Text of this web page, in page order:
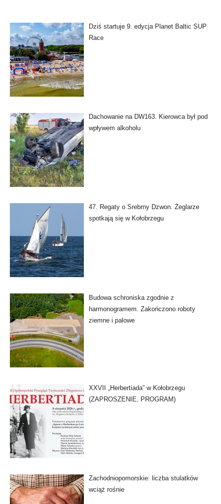
Dziś startuje 9. edycja Planet Baltic SUP
Race
Dachowanie na DW163. Kierowca był pod
wpływem alkoholu
47. Regaty o Srebrny Dzwon. Żeglarze
spotkają się w Kołobrzegu
Budowa schroniska zgodnie z
harmonogramem. Zakończono roboty
ziemne i palowe
XXVII „Herbertiada” w Kołobrzegu
(ZAPROSZENIE, PROGRAM)
Zachodniopomorskie: liczba stulatków
wciąż rośnie